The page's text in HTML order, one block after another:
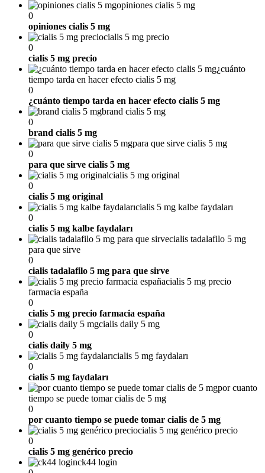
opiniones cialis 5 mg
0
opiniones cialis 5 mg
cialis 5 mg precio
0
cialis 5 mg precio
¿cuánto
tiempo tarda en hacer efecto cialis 5 mg
0
¿cuánto tiempo tarda en hacer efecto cialis 5 mg
brand cialis 5 mg
0
brand cialis 5 mg
para que sirve cialis 5 mg
0
para que sirve cialis 5 mg
cialis 5 mg original
0
cialis 5 mg original
cialis 5 mg kalbe faydaları
0
cialis 5 mg kalbe faydaları
cialis tadalafilo 5 mg
para que sirve
0
cialis tadalafilo 5 mg para que sirve
cialis 5 mg precio
farmacia españa
0
cialis 5 mg precio farmacia españa
cialis daily 5 mg
0
cialis daily 5 mg
cialis 5 mg faydaları
0
cialis 5 mg faydaları
por cuanto
tiempo se puede tomar cialis de 5 mg
0
por cuanto tiempo se puede tomar cialis de 5 mg
cialis 5 mg genérico precio
0
cialis 5 mg genérico precio
ck44 login